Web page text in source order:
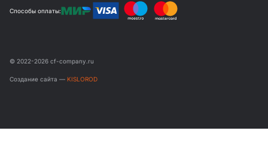
Способы оплаты:
© 2022-2026 cf-company.ru
Создание сайта — KISLOROD